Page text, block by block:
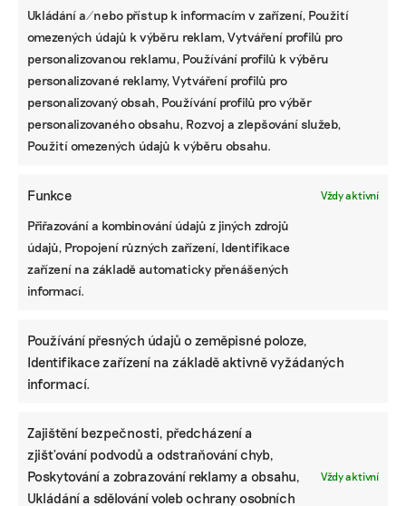
Ukládání a/nebo přístup k informacím v zařízení, Použití
omezených údajů k výběru reklam, Vytváření profilů pro
personalizovanou reklamu, Používání profilů k výběru
personalizované reklamy, Vytváření profilů pro
personalizovaný obsah, Používání profilů pro výběr
personalizovaného obsahu, Rozvoj a zlepšování služeb,
Použití omezených údajů k výběru obsahu.
Funkce Vždy aktivní
Přiřazování a kombinování údajů z jiných zdrojů
údajů, Propojení různých zařízení, Identifikace
zařízení na základě automaticky přenášených
informací.
Používání přesných údajů o zeměpisné poloze,
Identifikace zařízení na základě aktivně vyžádaných
informací.
Zajištění bezpečnosti, předcházení a
zjišťování podvodů a odstraňování chyb,
Poskytování a zobrazování reklamy a obsahu,
Ukládání a sdělování voleb ochrany osobních
Vždy aktivní
PRÁCE, KTERÁ ZLEPŠÍ SVĚT